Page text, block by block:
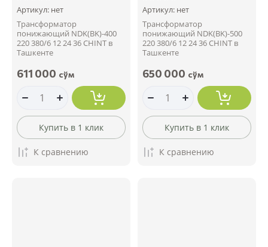
Артикул: нет
Трансформатор
понижающий NDK(BK)-400
220 380/6 12 24 36 CHINT в
Ташкенте
611 000 сўм
Купить в 1 клик
К сравнению
Артикул: нет
Трансформатор
понижающий NDK(BK)-500
220 380/6 12 24 36 CHINT в
Ташкенте
650 000 сўм
Купить в 1 клик
К сравнению